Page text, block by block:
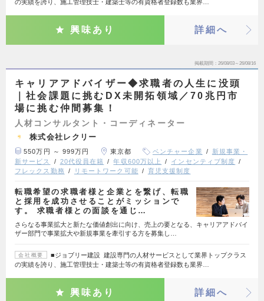
の実績を誇り、施工管理技士・建築士等の有資格者登録数も業界…
興味あり 詳細へ
掲載期間 26/08/03～26/08/16
キャリアアドバイザー◆求職者の人生に没頭
｜社会課題に挑むDX未開拓領域／70兆円市
場に挑む仲間募集！
人材コンサルタント・コーディネーター
株式会社レクリー
550万円 ～ 999万円 東京都 ベンチャー企業
新規事業・
新サービス
20代役員在籍 年収600万以上
インセンティブ制度
フレックス勤務
リモートワーク可能 育児支援制度
転職希望の求職者様と企業とを繋げ、転職
と採用を成功させることがミッションで
す。 求職者様との面談を通じ…
さらなる事業拡大と新たな価値創出に向け、売上の要となる、キャリアアドバイ
ザー部門で事業拡大や新規事業を牽引する方を募集し…
会社概要
■ジョブリー建設 建設専門の人材サービスとして業界トップクラス
の実績を誇り、施工管理技士・建築士等の有資格者登録数も業界…
興味あり 詳細へ